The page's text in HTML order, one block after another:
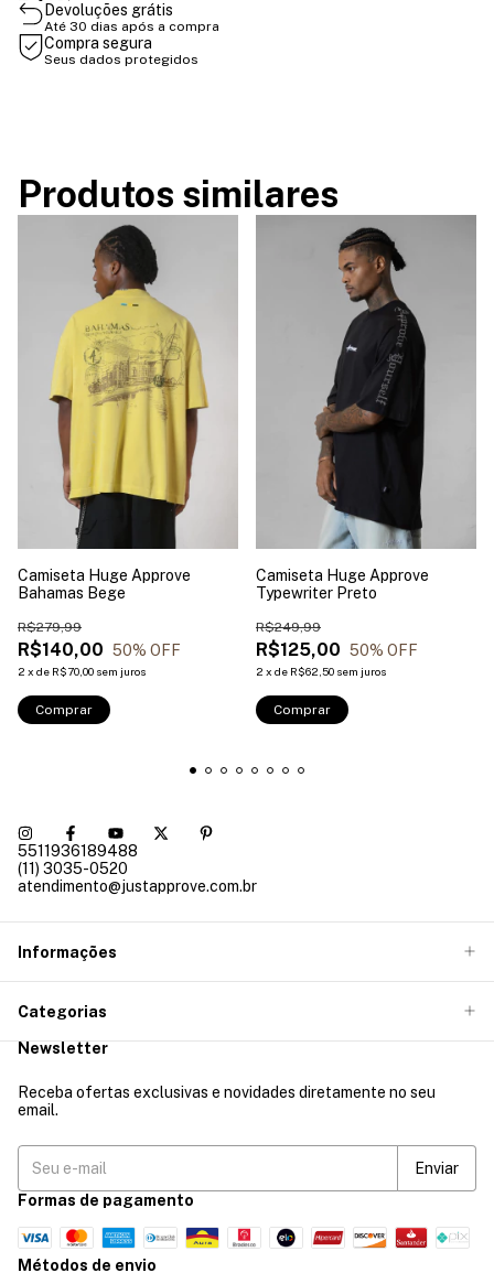
Devoluções grátis
Até 30 dias após a compra
Compra segura
Seus dados protegidos
Produtos similares
Camiseta Huge Approve
Bahamas Bege
R$140,00
R$279,99
50% OFF
2 x de R$70,00 sem juros
Comprar
Camiseta Huge Approve
Typewriter Preto
R$125,00
R$249,99
50% OFF
2 x de R$62,50 sem juros
Comprar
5511936189488
(11) 3035-0520
atendimento@justapprove.com.br
Informações
Categorias
Newsletter
Receba ofertas exclusivas e novidades diretamente no seu
email.
Formas de pagamento
Métodos de envio